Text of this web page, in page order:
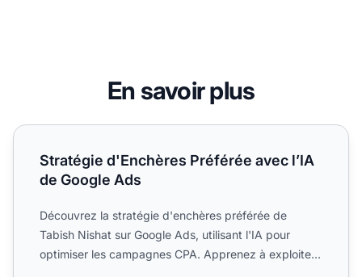
En savoir plus
Stratégie d'Enchères Préférée avec l’IA de Google Ads
Stratégie d'Enchères Préférée avec l’IA
de Google Ads
Découvrez la stratégie d'enchères préférée de
Tabish Nishat sur Google Ads, utilisant l'IA pour
optimiser les campagnes CPA. Apprenez à exploiter